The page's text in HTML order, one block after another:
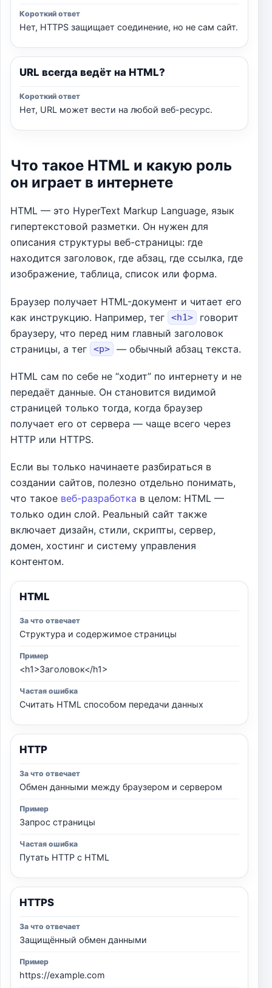
Нет, HTTPS защищает соединение, но не сам сайт.
URL всегда ведёт на HTML?
Нет, URL может вести на любой веб-ресурс.
Что такое HTML и какую роль
он играет в интернете
HTML — это HyperText Markup Language, язык
гипертекстовой разметки. Он нужен для
описания структуры веб-страницы: где
находится заголовок, где абзац, где ссылка, где
изображение, таблица, список или форма.
Браузер получает HTML-документ и читает его
как инструкцию. Например, тег
<h1>
говорит
браузеру, что перед ним главный заголовок
страницы, а тег
<p> — обычный абзац текста.
HTML сам по себе не “ходит” по интернету и не
передаёт данные. Он становится видимой
страницей только тогда, когда браузер
получает его от сервера — чаще всего через
HTTP или HTTPS.
Если вы только начинаете разбираться в
создании сайтов, полезно отдельно понимать,
что такое веб-разработка в целом: HTML —
только один слой. Реальный сайт также
включает дизайн, стили, скрипты, сервер,
домен, хостинг и систему управления
контентом.
HTML
Структура и содержимое страницы
<h1>Заголовок</h1>
Считать HTML способом передачи данных
HTTP
Обмен данными между браузером и сервером
Запрос страницы
Путать HTTP с HTML
HTTPS
Защищённый обмен данными
https://example.com